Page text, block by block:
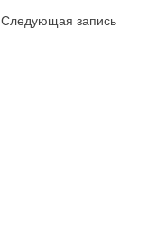
Следующая запись